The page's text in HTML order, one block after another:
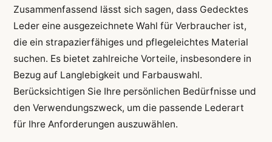
Zusammenfassend lässt sich sagen, dass Gedecktes
Leder eine ausgezeichnete Wahl für Verbraucher ist,
die ein strapazierfähiges und pflegeleichtes Material
suchen. Es bietet zahlreiche Vorteile, insbesondere in
Bezug auf Langlebigkeit und Farbauswahl.
Berücksichtigen Sie Ihre persönlichen Bedürfnisse und
den Verwendungszweck, um die passende Lederart
für Ihre Anforderungen auszuwählen.